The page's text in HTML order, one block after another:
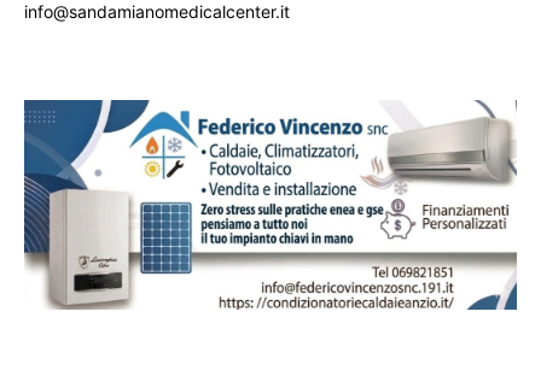
info@sandamianomedicalcenter.it